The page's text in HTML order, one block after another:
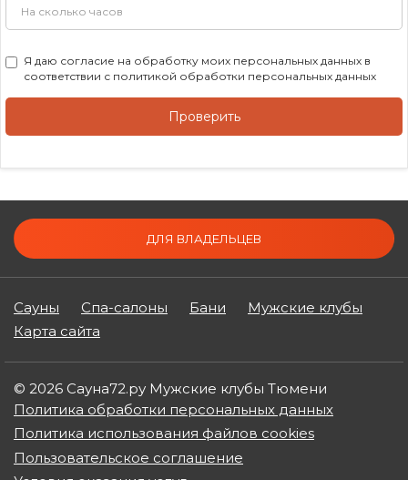
Я даю согласие на обработку моих персональных данных в
соответствии с политикой обработки персональных данных
Проверить
ДЛЯ ВЛАДЕЛЬЦЕВ
Сауны Спа-салоны Бани
Мужские клубы
Карта сайта
© 2026 Сауна72.ру Мужские клубы Тюмени
Политика обработки персональных данных
Политика использования файлов cookies
Пользовательское соглашение